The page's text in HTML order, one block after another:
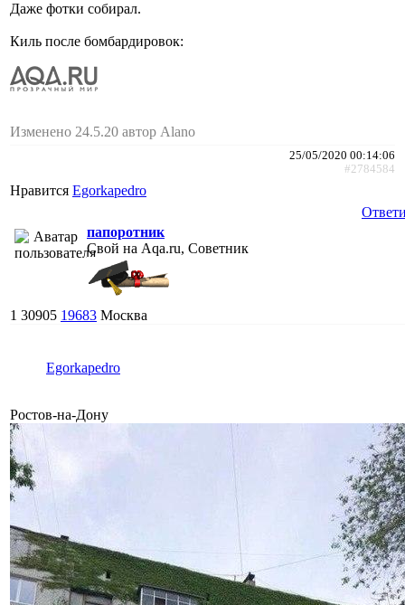
Даже фотки собирал.
Киль после бомбардировок:
Изменено 24.5.20 автор Alano
25/05/2020 00:14:06
#2784584
Нравится Egorkapedro
папоротник
Свой на Aqa.ru, Советник
1 30905 19683 Москва
Egorkapedro
Ростов-на-Дону